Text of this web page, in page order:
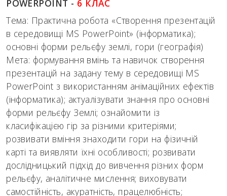
POWERPOINT - 6 КЛАС
Тема: Практична робота «Створення презентацій
в середовищі MS PowerPoint» (інформатика);
основні форми рельєфу землі, гори (географія)
Мета: формування вмінь та навичок створення
презентацій на задану тему в середовищі MS
PowerPoint з використанням анімаційних ефектів
(інформатика); актуалізувати знання про основні
форми рельєфу Землі; ознайомити із
класифікацією гір за різними критеріями;
розвивати вміння знаходити гори на фізичній
карті та виявляти їхні особливості; розвивати
дослідницький підхід до вивчення різних форм
рельєфу, аналітичне мислення; виховувати
самостійність, акуратність, працелюбність;